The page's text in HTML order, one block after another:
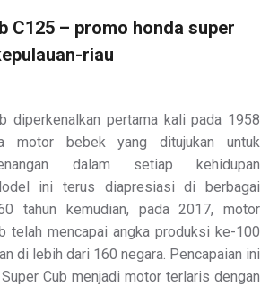
C125 – promo honda super
riau
diperkenalkan pertama kali pada 1958
motor bebek yang ditujukan untuk
dalam setiap kehidupan
ini terus diapresiasi di berbagai
tahun kemudian, pada 2017, motor
telah mencapai angka produksi ke-100
di lebih dari 160 negara. Pencapaian ini
Cub menjadi motor terlaris dengan